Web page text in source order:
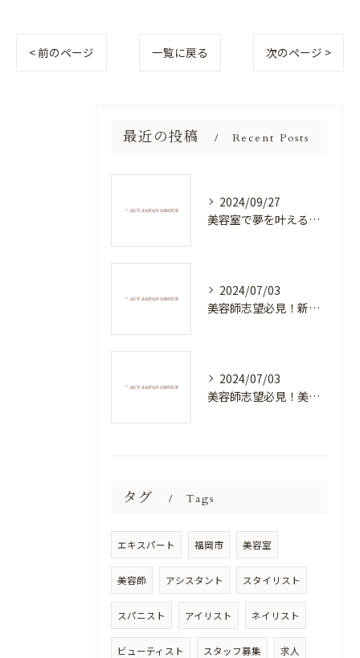
< 前のページ 一覧に戻る 次のページ >
最近の投稿 Recent Posts
2024/09/27
美容室で夢を叶える！自分を磨く新たなチャンス
2024/07/03
美容師志望必見！新たな価値を創造する美容室でハイレベルな技術を学べる環境
2024/07/03
美容師志望必見！美容室NEWSTANDARDで最高のスキルアップを目指そう！
タグ Tags
エキスパート 福岡市 美容室
美容師 アシスタント スタイリスト
スパニスト アイリスト ネイリスト
ビューティスト スタッフ募集 求人